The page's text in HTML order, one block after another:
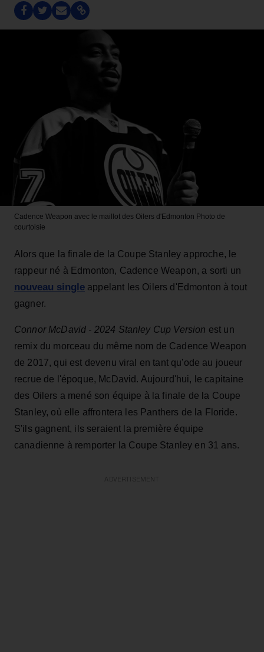
Cadence Weapon avec le maillot des Oilers d'Edmonton Photo de
courtoisie
Alors que la finale de la Coupe Stanley approche, le
rappeur né à Edmonton, Cadence Weapon, a sorti un
nouveau single appelant les Oilers d'Edmonton à tout
gagner.
Connor McDavid - 2024 Stanley Cup Version est un
remix du morceau du même nom de Cadence Weapon
de 2017, qui est devenu viral en tant qu'ode au joueur
recrue de l'époque, McDavid. Aujourd'hui, le capitaine
des Oilers a mené son équipe à la finale de la Coupe
Stanley, où elle affrontera les Panthers de la Floride.
S'ils gagnent, ils seraient la première équipe
canadienne à remporter la Coupe Stanley en 31 ans.